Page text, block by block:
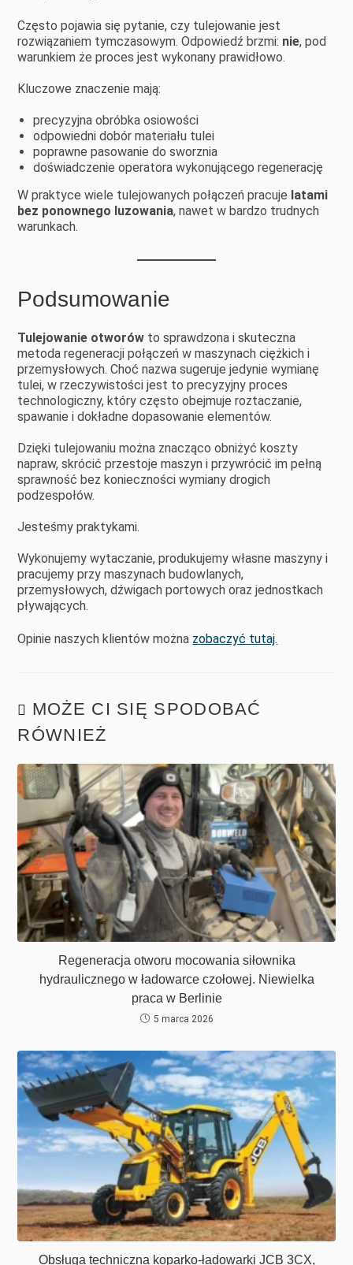
Często pojawia się pytanie, czy tulejowanie jest
rozwiązaniem tymczasowym. Odpowiedź brzmi: nie, pod
warunkiem że proces jest wykonany prawidłowo.
Kluczowe znaczenie mają:
precyzyjna obróbka osiowości
odpowiedni dobór materiału tulei
poprawne pasowanie do sworznia
doświadczenie operatora wykonującego regenerację
W praktyce wiele tulejowanych połączeń pracuje latami
bez ponownego luzowania, nawet w bardzo trudnych
warunkach.
Podsumowanie
Tulejowanie otworów to sprawdzona i skuteczna
metoda regeneracji połączeń w maszynach ciężkich i
przemysłowych. Choć nazwa sugeruje jedynie wymianę
tulei, w rzeczywistości jest to precyzyjny proces
technologiczny, który często obejmuje roztaczanie,
spawanie i dokładne dopasowanie elementów.
Dzięki tulejowaniu można znacząco obniżyć koszty
napraw, skrócić przestoje maszyn i przywrócić im pełną
sprawność bez konieczności wymiany drogich
podzespołów.
Jesteśmy praktykami.
Wykonujemy wytaczanie, produkujemy własne maszyny i
pracujemy przy maszynach budowlanych,
przemysłowych, dźwigach portowych oraz jednostkach
pływających.
Opinie naszych klientów można zobaczyć tutaj.
MOŻE CI SIĘ SPODOBAĆ
RÓWNIEŻ
Regeneracja otworu mocowania siłownika
hydraulicznego w ładowarce czołowej. Niewielka
praca w Berlinie
5 marca 2026
Obsługa techniczna koparko-ładowarki JCB 3CX,